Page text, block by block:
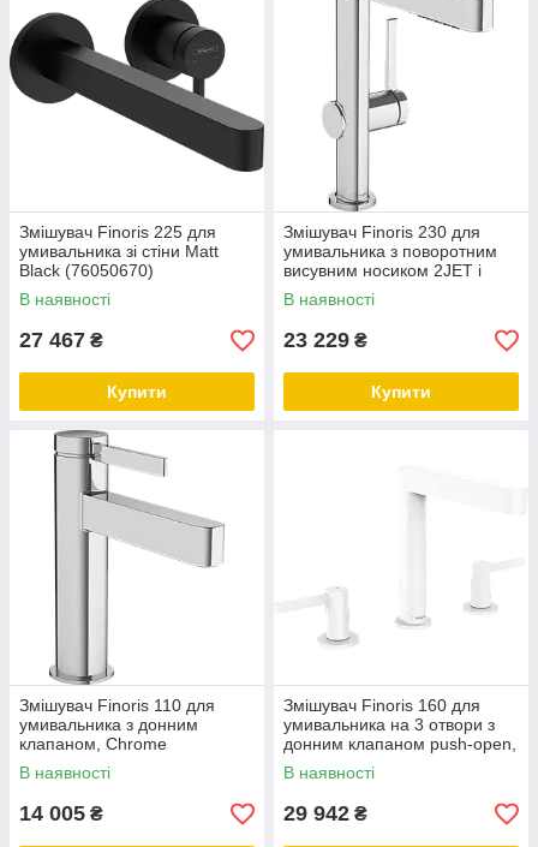
Змішувач Finoris 225 для
умивальника зі стіни Matt
Black (76050670)
В наявності
27 467 ₴
Купити
Змішувач Finoris 230 для
умивальника з поворотним
висувним носиком 2JET і
донним клапаном push-open,
Chrome
В наявності
23 229 ₴
Купити
Змішувач Finoris 110 для
умивальника з донним
клапаном, Chrome
(76020000)
В наявності
14 005 ₴
Змішувач Finoris 160 для
умивальника на 3 отвори з
донним клапаном push-open,
Matt White (76034700)
В наявності
29 942 ₴